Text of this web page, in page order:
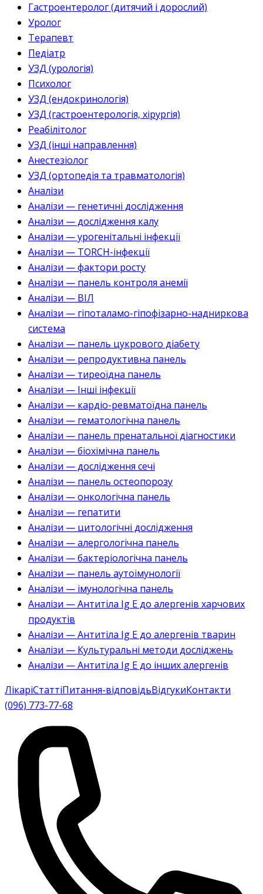
Гастроентеролог (дитячий і дорослий)
Уролог
Терапевт
Педіатр
УЗД (урологія)
Психолог
УЗД (ендокринологія)
УЗД (гастроентерологія, хірургія)
Реабілітолог
УЗД (інші направлення)
Анестезіолог
УЗД (ортопедія та травматологія)
Аналізи
Аналізи — генетичні дослідження
Аналізи — дослідження калу
Аналізи — урогенітальні інфекції
Аналізи — TORCH-інфекції
Аналізи — фактори росту
Аналізи — панель контроля анемії
Аналізи — ВІЛ
Аналізи — гіпоталамо-гіпофізарно-надниркова
система
Аналізи — панель цукрового діабету
Аналізи — репродуктивна панель
Аналізи — тиреоїдна панель
Аналізи — Інші інфекції
Аналізи — кардіо-ревматоїдна панель
Аналізи — гематологічна панель
Аналізи — панель пренатальної діагностики
Аналізи — біохімічна панель
Аналізи — дослідження сечі
Аналізи — панель остеопорозу
Аналізи — онкологічна панель
Аналізи — гепатити
Аналізи — цитологічні дослідження
Аналізи — алергологічна панель
Аналізи — бактеріологічна панель
Аналізи — панель аутоімунології
Аналізи — імунологічна панель
Аналізи — Антитіла Ig E до алергенів харчових
продуктів
Аналізи — Антитіла Ig E до алергенів тварин
Аналізи — Культуральні методи досліджень
Аналізи — Антитіла Ig E до інших алергенів
ЛікаріСтаттіПитання-відповідьВідгукиКонтакти
(096) 773-77-68